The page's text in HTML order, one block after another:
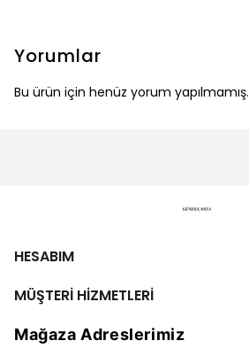
Yorumlar
Bu ürün için henüz yorum yapılmamış.
HESABIM
MÜŞTERİ HİZMETLERİ
Mağaza Adreslerimiz